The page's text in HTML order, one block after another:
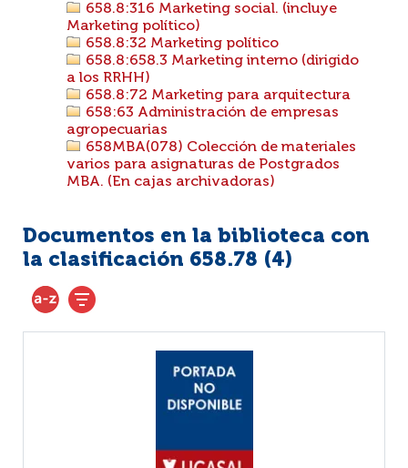
658.8:316 Marketing social. (incluye
Marketing político)
658.8:32 Marketing político
658.8:658.3 Marketing interno (dirigido
a los RRHH)
658.8:72 Marketing para arquitectura
658:63 Administración de empresas
agropecuarias
658MBA(078) Colección de materiales
varios para asignaturas de Postgrados
MBA. (En cajas archivadoras)
Documentos en la biblioteca con
la clasificación 658.78 (4)